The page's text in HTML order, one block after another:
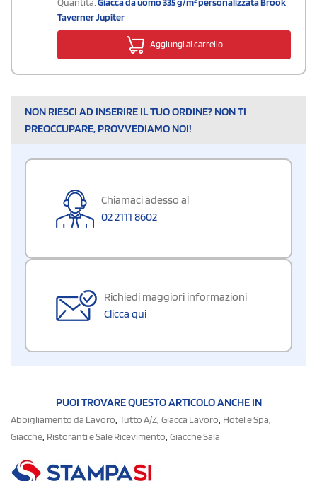
Quantità:Giacca da uomo 335 g/m² personalizzata Brook
Taverner Jupiter
Aggiungi al carrello
NON RIESCI AD INSERIRE IL TUO ORDINE? NON TI
PREOCCUPARE, PROVVEDIAMO NOI!
Chiamaci adesso al
02 2111 8602
Richiedi maggiori informazioni
Clicca qui
PUOI TROVARE QUESTO ARTICOLO ANCHE IN
Abbigliamento da Lavoro, Tutto A/Z, Giacca Lavoro, Hotel e Spa,
Giacche, Ristoranti e Sale Ricevimento, Giacche Sala